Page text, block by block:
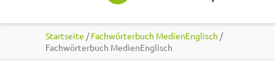
Startseite /Fachwörterbuch MedienEnglisch /
Fachwörterbuch MedienEnglisch